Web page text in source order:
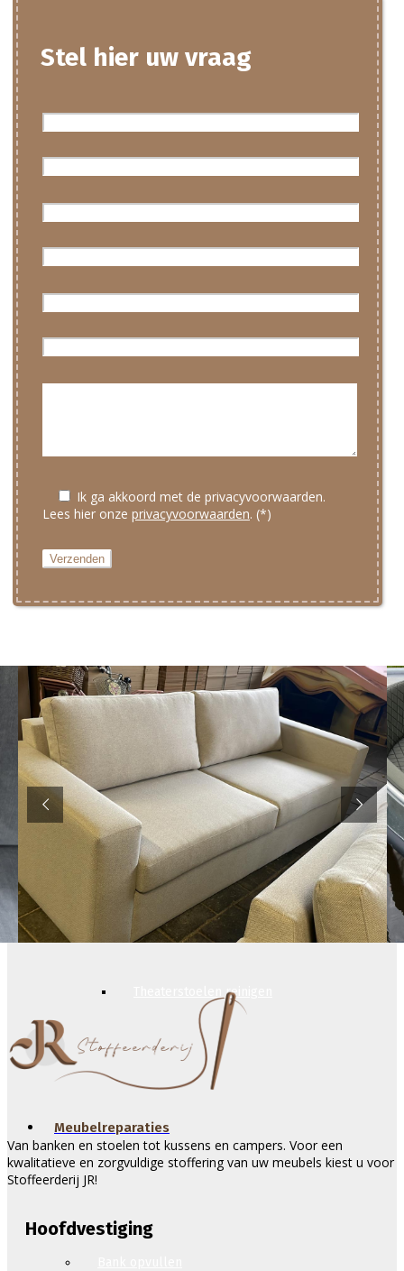
Campers & caravans reinigen
Auto interieur reinigen
Hotels reinigen
Tapijt reinigen
Theaterstoelen reinigen
Meubelreparaties
Stel hier uw vraag
Ik ga akkoord met de privacyvoorwaarden.
Lees hier onze privacyvoorwaarden. (*)
Van banken en stoelen tot kussens en campers. Voor een
kwalitatieve en zorgvuldige stoffering van uw meubels kiest u voor
Stoffeerderij JR!
Hoofdvestiging